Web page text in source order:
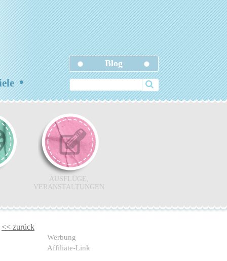
Blog
•
AUSFLÜGE,
VERANSTALTUNGEN
<< zurück
Werbung
Affiliate-Link